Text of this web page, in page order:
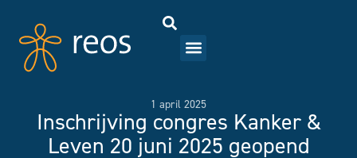
1 april 2025
Inschrijving congres Kanker &
Leven 20 juni 2025 geopend